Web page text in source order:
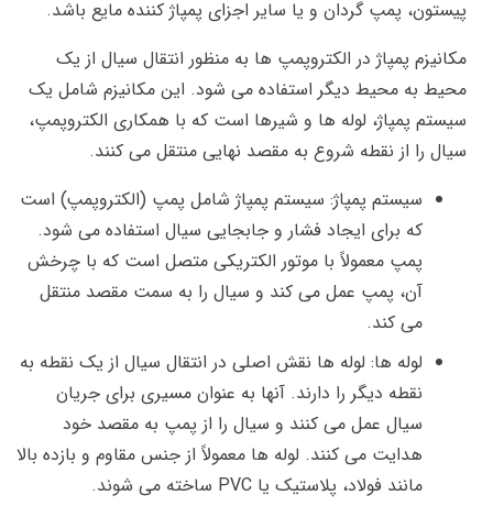
پیستون، پمپ گردان و یا سایر اجزای پمپاژ کننده مایع باشد.
مکانیزم پمپاژ در الکتروپمپ ها به منظور انتقال سیال از یک
محیط به محیط دیگر استفاده می شود. این مکانیزم شامل یک
سیستم پمپاژ، لوله ها و شیرها است که با همکاری الکتروپمپ،
سیال را از نقطه شروع به مقصد نهایی منتقل می کنند.
سیستم پمپاژ: سیستم پمپاژ شامل پمپ (الکتروپمپ) است
که برای ایجاد فشار و جابجایی سیال استفاده می شود.
پمپ معمولاً با موتور الکتریکی متصل است که با چرخش
آن، پمپ عمل می کند و سیال را به سمت مقصد منتقل
می کند.
لوله ها: لوله ها نقش اصلی در انتقال سیال از یک نقطه به
نقطه دیگر را دارند. آنها به عنوان مسیری برای جریان
سیال عمل می کنند و سیال را از پمپ به مقصد خود
هدایت می کنند. لوله ها معمولاً از جنس مقاوم و بازده بالا
مانند فولاد، پلاستیک یا PVC ساخته می شوند.